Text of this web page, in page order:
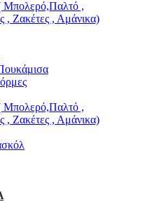
Μπολερό,Παλτό ,
, Ζακέτες , Αμάνικα)
Μπολερό,Παλτό ,
, Ζακέτες , Αμάνικα)